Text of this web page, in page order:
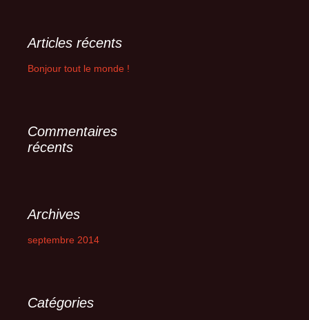
Articles récents
Bonjour tout le monde !
Commentaires
récents
Archives
septembre 2014
Catégories